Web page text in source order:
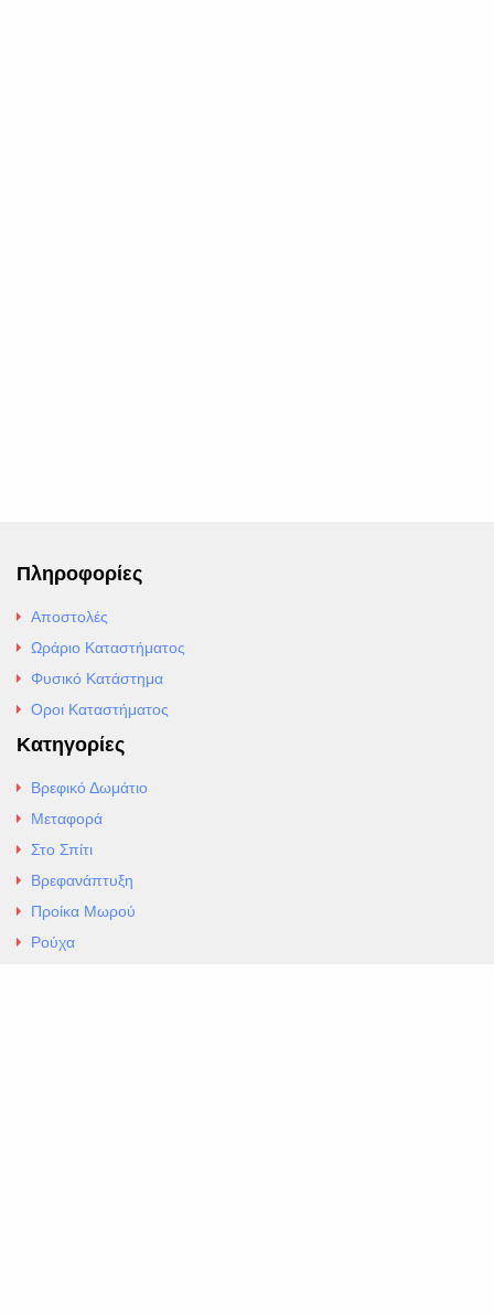
Πληροφορίες
Αποστολές
Ωράριο Καταστήματος
Φυσικό Κατάστημα
Οροι Καταστήματος
Κατηγορίες
Βρεφικό Δωμάτιο
Μεταφορά
Στο Σπίτι
Βρεφανάπτυξη
Προίκα Μωρού
Ρούχα